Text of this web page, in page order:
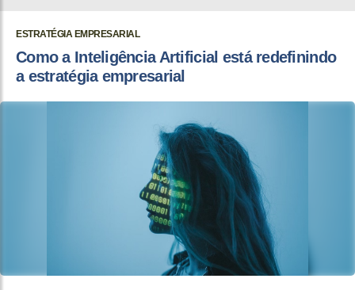
ESTRATÉGIA EMPRESARIAL
Como a Inteligência Artificial está redefinindo
a estratégia empresarial